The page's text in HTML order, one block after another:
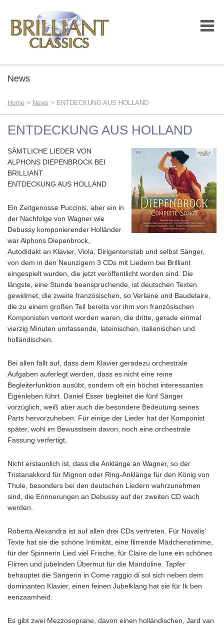
News
Home > News > ENTDECKUNG AUS HOLLAND
ENTDECKUNG AUS HOLLAND
SÄMTLICHE LIEDER VON
ALPHONS DIEPENBROCK BEI
BRILLIANT
ENTDECKUNG AUS HOLLAND
Ein Zeitgenosse Puccinis, aber ein in
der Nachfolge von Wagner wie
Debussy komponierender Holländer
war Alphons Diepenbrock,
Autodidakt an Klavier, Viola, Dirigentenstab und selbst Sänger,
von dem in den Neunzigern 3 CDs mit Liedern bei Brilliant
eingespielt wurden, die jetzt veröffentlicht worden sind. Die
längste, eine Stunde beanspruchende, ist deutschen Texten
gewidmet, die zweite französischen, so Verlaine und Baudelaire,
die zu einem großen Teil bereits vor ihm von französischen
Komponisten vertont worden waren, die dritte, gerade einmal
vierzig Minuten umfassende, lateinischen, italienischen und
holländischen.
Bei allen fällt auf, dass dem Klavier geradezu orchestrale
Aufgaben auferlegt werden, dass es nicht eine reine
Begleiterfunktion ausübt, sondern oft ein höchst interessantes
Eigenleben führt. Daniel Esser begleitet die fünf Sänger
vorzüglich, weiß aber auch die besondere Bedeutung seines
Parts hervorzuheben. Für einige der Lieder hat der Komponist
später, wohl im Bewusstsein davon, noch eine orchestrale
Fassung verfertigt.
Nicht erstaunlich ist, dass die Anklänge an Wagner, so der
Tristanakkord für Mignon oder Ring-Anklänge für den König von
Thule, besonders bei den deutschen Liedern wahrzunehmen
sind, die Erinnerungen an Debussy auf der zweiten CD wach
werden.
Roberta Alexandra ist auf allen drei CDs vertreten. Für Novalis‘
Texte hat sie die schöne Intimität, eine flirrende Mädchenstimme,
für der Spinnerin Lied viel Frische, für Claire de lune ein schönes
Flirren und jubelnden Übermut für die Mandoline. Tapfer
behauptet die Sängerin in Come raggio di sol sich neben dem
dominanten Klavier, einen feinen Jubelklang hat sie für Ik ben
eenzaamheid.
Es gibt zwei Mezzosoprane, davon einen holländischen, Jard van